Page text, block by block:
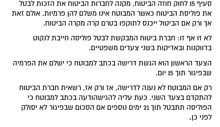
סעיף 15 לחוק חוזה הביטוח, מקנה לחברות הביטוח את הזכות לבטל
את פוליסת הביטוח כאשר המבוטח אינו משלם להן פרמיות. אולם זאת
אך ורק אם הביטול ייכנס לתוקפו בטרם קרה מקרה הביטוח.
לא זו אף זו: חברת ביטוח המבקשת לבטל פוליסה חייבת לנקוט
בדווקנות ובאדיקות בשני צעדים משפטיים.
הצעד הראשון הוא הגשת דרישה בכתב למבוטח כי ישלם את הפרמיה
שבפיגור תוך 15 יום.
רק אם המבוטח לא נענה לדרישה, אז ורק אז, רשאית חברת הביטוח
להתקדם בצעד השני. כעת עליה להגישהודעה בכתב למבוטח כי
הפוליסה תתבטל תוך 21 ימים נוספים אם הסכום שבפיגור לא יסולק
לפני כן.